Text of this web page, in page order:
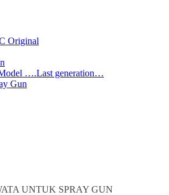
Original
….Last generation…
Gun
UNTUK SPRAY GUN